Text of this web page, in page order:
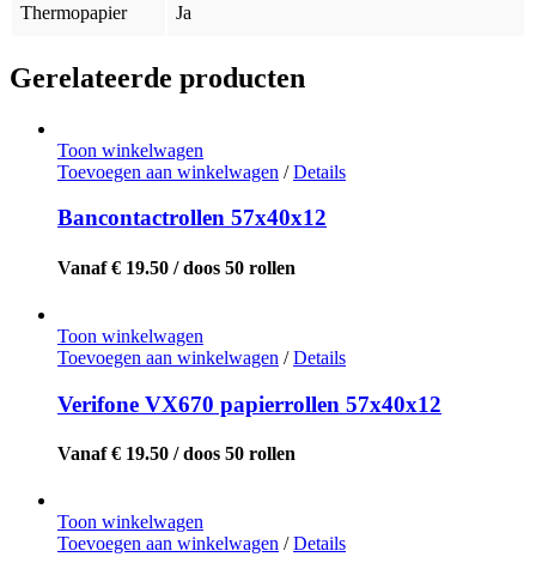
Thermopapier Ja
Gerelateerde producten
Toon winkelwagen
Toevoegen aan winkelwagen / Details
Bancontactrollen 57x40x12
Vanaf € 19.50 / doos 50 rollen
Toon winkelwagen
Toevoegen aan winkelwagen / Details
Verifone VX670 papierrollen 57x40x12
Vanaf € 19.50 / doos 50 rollen
Toon winkelwagen
Toevoegen aan winkelwagen / Details